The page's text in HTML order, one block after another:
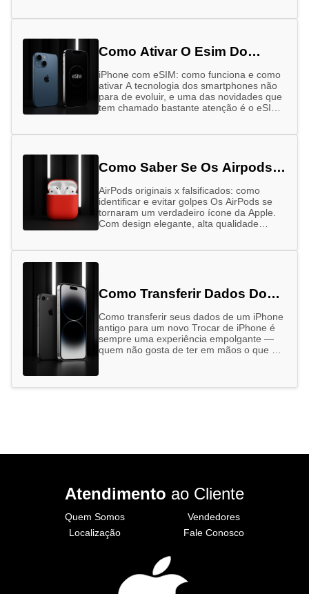
Como Ativar O Esim Do
iPhone com eSIM: como funciona e como
ativar A tecnologia dos smartphones não
para de evoluir, e uma das novidades que
tem chamado bastante atenção é o eSIM,
Como Saber Se Os Airpods
AirPods originais x falsificados: como
identificar e evitar golpes Os AirPods se
tornaram um verdadeiro ícone da Apple.
Com design elegante, alta qualidade
Como Transferir Dados Do
Novo
Como transferir seus dados de um iPhone
antigo para um novo Trocar de iPhone é
sempre uma experiência empolgante —
quem não gosta de ter em mãos o que há
Atendimento ao Cliente
Quem Somos
Localização
Vendedores
Fale Conosco